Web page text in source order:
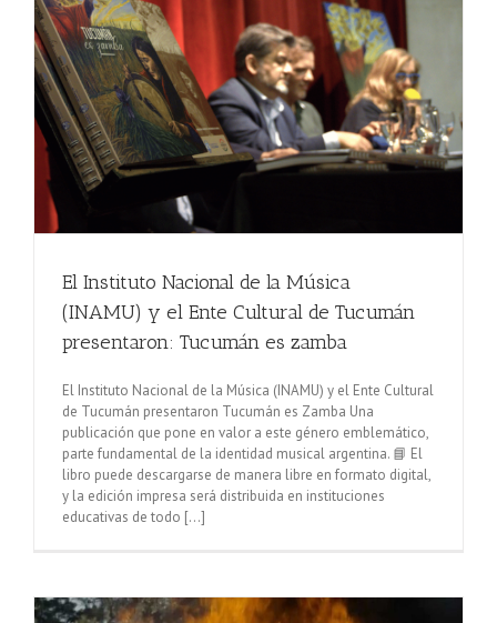
El Instituto Nacional de la Música
(INAMU) y el Ente Cultural de Tucumán
presentaron: Tucumán es zamba
El Instituto Nacional de la Música (INAMU) y el Ente Cultural
de Tucumán presentaron Tucumán es Zamba Una
publicación que pone en valor a este género emblemático,
parte fundamental de la identidad musical argentina. 📘 El
libro puede descargarse de manera libre en formato digital,
y la edición impresa será distribuida en instituciones
educativas de todo [...]